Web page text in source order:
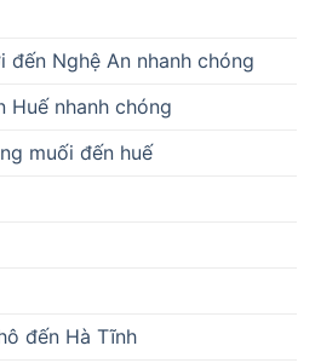
đến Nghệ An nhanh chóng
Huế nhanh chóng
muối đến huế
đến Hà Tĩnh